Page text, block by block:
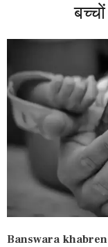
Banswara khabren